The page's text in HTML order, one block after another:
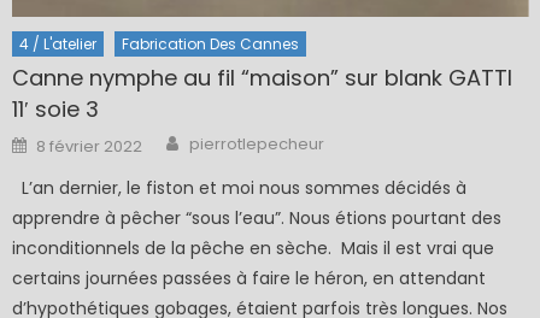
4 / L'atelier Fabrication Des Cannes
Canne nymphe au fil “maison” sur blank GATTI
11′ soie 3
Posted
on
8 février 2022 Author
pierrotlepecheur
L’an dernier, le fiston et moi nous sommes décidés à
apprendre à pêcher “sous l’eau”. Nous étions pourtant des
inconditionnels de la pêche en sèche. Mais il est vrai que
certains journées passées à faire le héron, en attendant
d’hypothétiques gobages, étaient parfois très longues. Nos